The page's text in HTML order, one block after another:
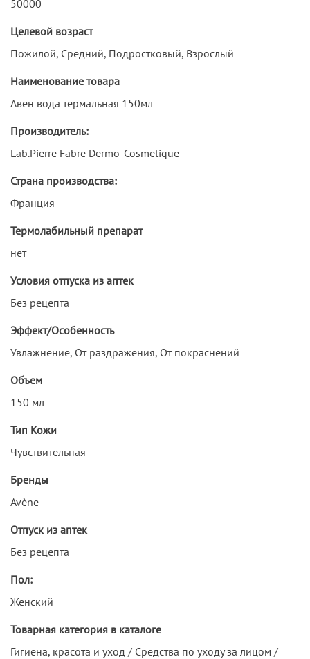
50000
Целевой возраст
Пожилой, Средний, Подростковый, Взрослый
Наименование товара
Авен вода термальная 150мл
Производитель:
Lab.Pierre Fabre Dermo-Cosmetique
Страна производства:
Франция
Термолабильный препарат
нет
Условия отпуска из аптек
Без рецепта
Эффект/Особенность
Увлажнение, От раздражения, От покраснений
Объем
150 мл
Тип Кожи
Чувствительная
Бренды
Avène
Отпуск из аптек
Без рецепта
Пол:
Женский
Товарная категория в каталоге
Гигиена, красота и уход / Средства по уходу за лицом /